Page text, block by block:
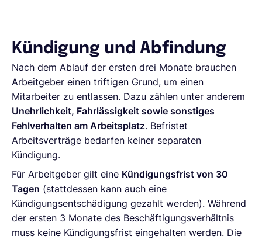
Kündigung und Abfindung
Nach dem Ablauf der ersten drei Monate brauchen
Arbeitgeber einen triftigen Grund, um einen
Mitarbeiter zu entlassen. Dazu zählen unter anderem
Unehrlichkeit, Fahrlässigkeit sowie sonstiges
Fehlverhalten am Arbeitsplatz. Befristet
Arbeitsverträge bedarfen keiner separaten
Kündigung.
Für Arbeitgeber gilt eine Kündigungsfrist von 30
Tagen (stattdessen kann auch eine
Kündigungsentschädigung gezahlt werden). Während
der ersten 3 Monate des Beschäftigungsverhältnis
muss keine Kündigungsfrist eingehalten werden. Die